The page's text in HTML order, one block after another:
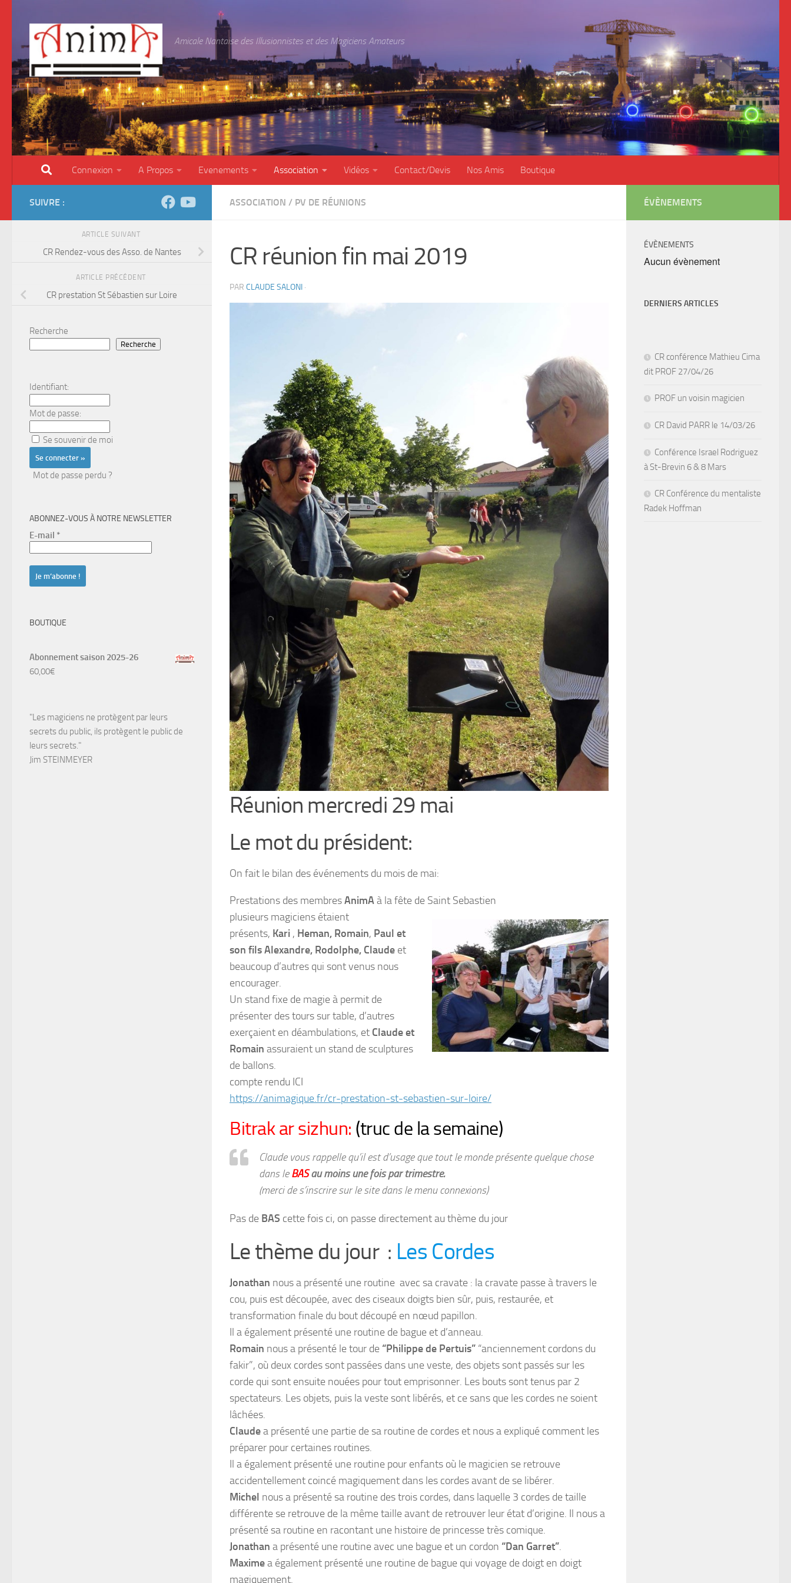
Amicale Nantaise des Illusionnistes et des Magiciens Amateurs
Connexion A Propos Evenements Association Vidéos Contact/Devis Nos Amis Boutique
ASSOCIATION / PV DE RÉUNIONS
CR réunion fin mai 2019
PAR CLAUDE SALONI ·
Réunion mercredi 29 mai
Le mot du président:
On fait le bilan des événements du mois de mai:
Prestations des membresAnimAà la fête de Saint Sebastien
plusieurs magiciens étaient
présents, Kari , Heman, Romain, Paul et
son fils Alexandre, Rodolphe, Claude et
beaucoup d’autres qui sont venus nous
encourager.
Un stand fixe de magie à permit de
présenter des tours sur table, d’autres
exerçaient en déambulations, et Claude et
Romain assuraient un stand de sculptures
de ballons.
compte rendu ICI
https://animagique.fr/cr-prestation-st-sebastien-sur-loire/
Bitrak ar sizhun: (truc de la semaine)
Claude vous rappelle qu’il est d’usage que tout le monde présente quelque chose
dans leBASau moins une fois par trimestre.
(merci de s’inscrire sur le site dans le menu connexions)
Pas de BAS cette fois ci, on passe directement au thème du jour
Le thème du jour : Les Cordes
Jonathan nous a présenté une routine avec sa cravate : la cravate passe à travers le
cou, puis est découpée, avec des ciseaux doigts bien sûr, puis, restaurée, et
transformation finale du bout découpé en nœud papillon.
Il a également présenté une routine de bague et d’anneau.
Romain nous a présenté le tour de “Philippe de Pertuis” “anciennement cordons du
fakir”, où deux cordes sont passées dans une veste, des objets sont passés sur les
corde qui sont ensuite nouées pour tout emprisonner. Les bouts sont tenus par 2
spectateurs. Les objets, puis la veste sont libérés, et ce sans que les cordes ne soient
lâchées.
Claudea présenté une partie de sa routine de cordes et nous a expliqué comment les
préparer pour certaines routines.
Il a également présenté une routine pour enfants où le magicien se retrouve
accidentellement coincé magiquement dans les cordes avant de se libérer.
Michel nous a présenté sa routine des trois cordes, dans laquelle 3 cordes de taille
différente se retrouve de la même taille avant de retrouver leur état d’origine. Il nous a
présenté sa routine en racontant une histoire de princesse très comique.
Jonathan a présenté une routine avec une bague et un cordon “Dan Garret”.
Maximea également présenté une routine de bague qui voyage de doigt en doigt
magiquement.
SUIVRE :
ARTICLE SUIVANT
CR Rendez-vous des Asso. de Nantes
ARTICLE PRÉCÉDENT
CR prestation St Sébastien sur Loire
Recherche
Recherche
Identifiant:
Mot de passe:
Se souvenir de moi
Mot de passe perdu ?
ABONNEZ-VOUS À NOTRE NEWSLETTER
E-mail *
BOUTIQUE
Abonnement saison 2025-26
60,00€
"Les magiciens ne protègent par leurs
secrets du public, ils protègent le public de
leurs secrets."
Jim STEINMEYER
ÉVÈNEMENTS
ÉVÈNEMENTS
Aucun évènement
DERNIERS ARTICLES
CR conférence Mathieu Cima
dit PROF 27/04/26
PROF un voisin magicien
CR David PARR le 14/03/26
Conférence Israel Rodriguez
à St-Brevin 6 & 8 Mars
CR Conférence du mentaliste
Radek Hoffman